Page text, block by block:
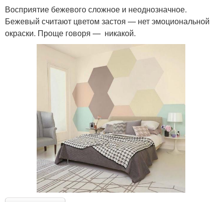
Восприятие бежевого сложное и неоднозначное.
Бежевый считают цветом застоя — нет эмоциональной
окраски. Проще говоря — никакой.